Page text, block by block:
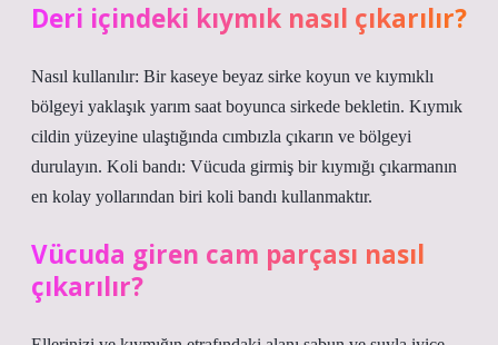
Deri içindeki kıymık nasıl çıkarılır?
Nasıl kullanılır: Bir kaseye beyaz sirke koyun ve kıymıklı
bölgeyi yaklaşık yarım saat boyunca sirkede bekletin. Kıymık
cildin yüzeyine ulaştığında cımbızla çıkarın ve bölgeyi
durulayın. Koli bandı: Vücuda girmiş bir kıymığı çıkarmanın
en kolay yollarından biri koli bandı kullanmaktır.
Vücuda giren cam parçası nasıl
çıkarılır?